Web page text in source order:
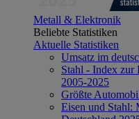
Metall & Elektronik
Beliebte Statistiken
Aktuelle Statistiken
Umsatz im
Stahl - Index zur
2005-2025
Größte
Eisen und Stahl: